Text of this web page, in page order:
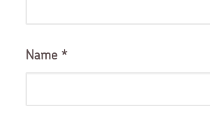
Name *